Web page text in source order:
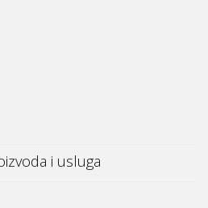
i usluga